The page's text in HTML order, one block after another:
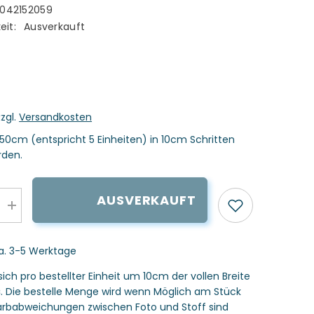
Ausverkauft
Versandkosten
(entspricht 5 Einheiten) in 10cm Schritten
Menge
erhöhen
-
Leo
Cherry
Picking
AUSVERKAUFT
3-5 Werktage
pro bestellter Einheit um 10cm der vollen Breite
Die bestelle Menge wird wenn Möglich am Stück
zwischen Foto und Stoff sind